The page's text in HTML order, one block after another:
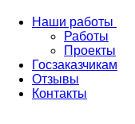
Наши работы
Работы
Проекты
Госзаказчикам
Отзывы
Контакты